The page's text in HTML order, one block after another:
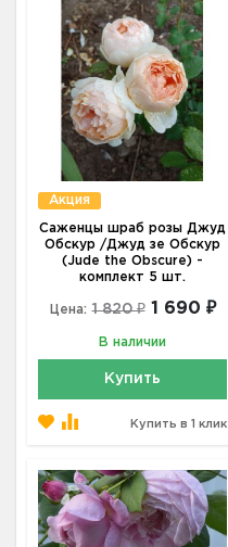
Акция
Саженцы шраб розы Джуд
Обскур /Джуд зе Обскур
(Jude the Obscure) -
комплект 5 шт.
Цена: 1 820 ₽ 1 690 ₽
В наличии
Купить
Купить в 1 клик